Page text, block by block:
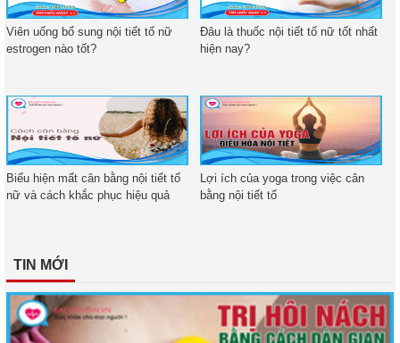
Viên uống bổ sung nội tiết tố nữ
estrogen nào tốt?
Đâu là thuốc nội tiết tố nữ tốt nhất
hiện nay?
Biểu hiện mất cân bằng nội tiết tố
nữ và cách khắc phục hiệu quả
Lợi ích của yoga trong việc cân
bằng nội tiết tố
TIN MỚI